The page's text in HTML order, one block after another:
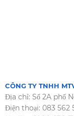
CÔNG TY TNHH
Địa chỉ: Số 2A phố
Điện thoại: 083 562